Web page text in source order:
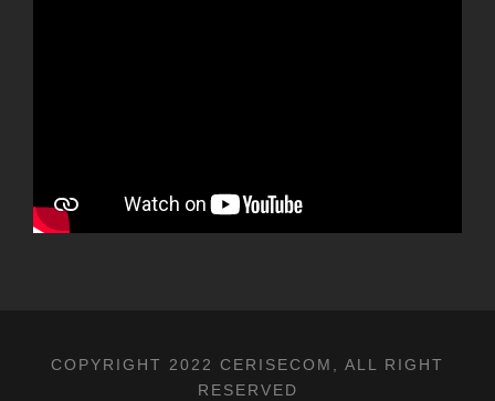
COPYRIGHT 2022 CERISECOM, ALL RIGHT
RESERVED